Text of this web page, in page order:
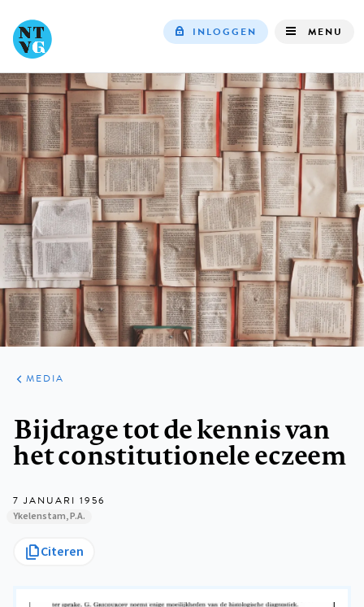
navigation
INLOGGEN MENU
ARTIKELEN
VARIA
MEDIA
Bijdrage tot de kennis van
het constitutionele eczeem
7 JANUARI 1956
Ykelenstam, P.A.
Citeren